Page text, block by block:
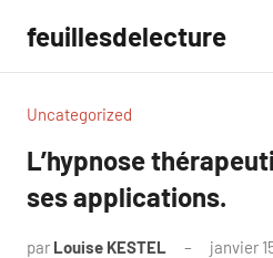
contenu
feuillesdelecture
Uncategorized
L’hypnose
ses applications.
par Louise KESTEL janvier